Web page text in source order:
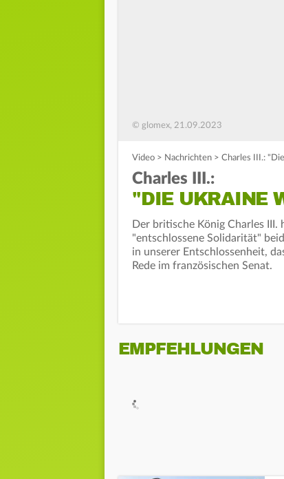
© glomex, 21.09.2023
Video > Nachrichten > Charles III.:
Charles III.:
"DIE UKRAINE
Der britische König Charles
"entschlossene Solidarität"
in unserer Entschlossenheit,
Rede im französischen Senat.
EMPFEHLUNGEN